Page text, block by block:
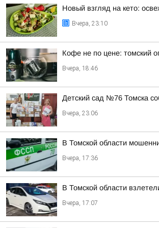
Новый взгляд на кето:
Вчера, 23:10
Кофе не по цене: томский
Вчера, 18:46
Детский сад №76 Томска
Вчера, 23:06
В Томской области
Вчера, 17:36
В Томской области
Вчера, 17:07